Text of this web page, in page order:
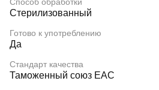
Стерилизованный
Готово к употреблению
Да
Стандарт качества
Таможенный союз EAC